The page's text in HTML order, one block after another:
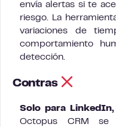
envía alertas si te
riesgo. La
variaciones de
comportamiento
detección.
Contras
Solo para
Octopus CRM se